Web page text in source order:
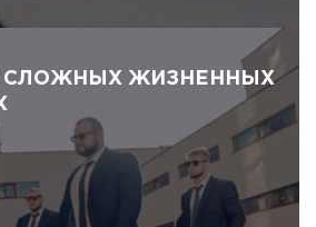
ЖИЗНЕННЫХ